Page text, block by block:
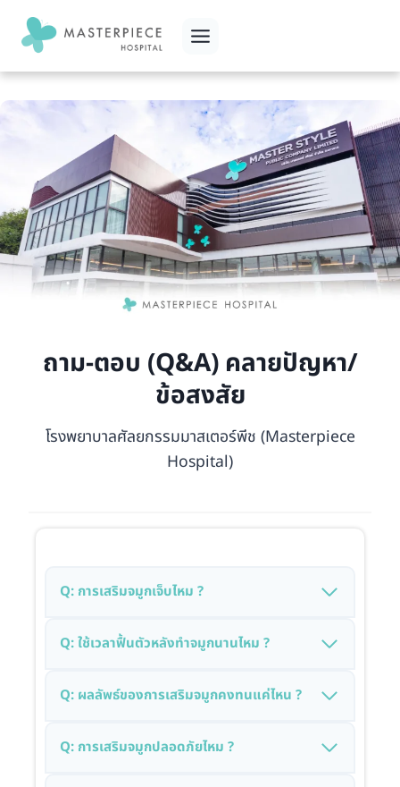
content
ถาม-ตอบ (Q&A) คลายปัญหา/
ข้อสงสัย
โรงพยาบาลศัลยกรรมมาสเตอร์พีช (Masterpiece
Hospital)
Q: การเสริมจมูกเจ็บไหม ?
Q: ใช้เวลาฟื้นตัวหลังทำจมูกนานไหม ?
Q: ผลลัพธ์ของการเสริมจมูกคงทนแค่ไหน ?
Q: การเสริมจมูกปลอดภัยไหม ?